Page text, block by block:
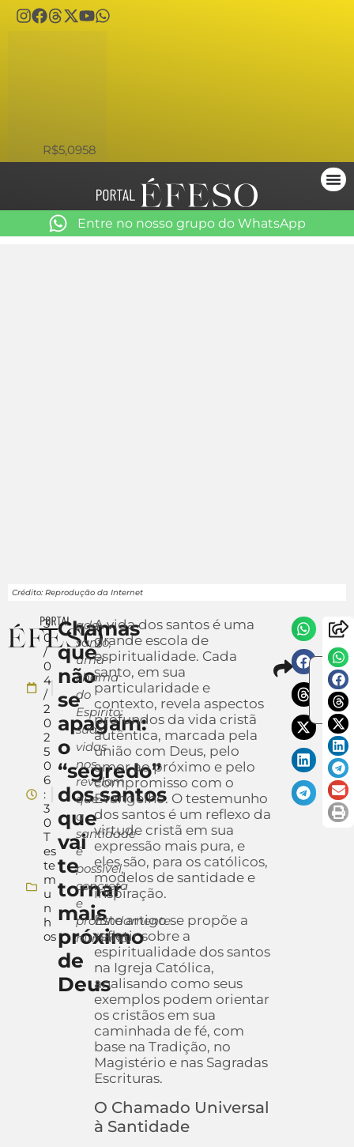
R$5,0958
Entre no nosso grupo do WhatsApp
Crédito: Reprodução da Internet
3
0
/
0
4
/
2
0
2
5
0
6
:
3
0
T
es
te
m
u
n
h
os
Chamas
que
não
se
apagam:
o
“segredo”
dos santos
que
vai
te
tornar
mais
próximo
de
Deus
ada
santo,
uma
chama
do
Espírito:
suas
vidas
nos
revelam
que
a
santidade
é
possível,
concreta
e
profundamente
humana.
A vida dos santos é uma
grande escola de
espiritualidade. Cada
santo, em sua
particularidade e
contexto, revela aspectos
profundos da vida cristã
autêntica, marcada pela
união com Deus, pelo
amor ao próximo e pelo
compromisso com o
Evangelho. O testemunho
dos santos é um reflexo da
virtude cristã em sua
expressão mais pura, e
eles são, para os católicos,
modelos de santidade e
inspiração.
Este artigo se propõe a
refletir sobre a
espiritualidade dos santos
na Igreja Católica,
analisando como seus
exemplos podem orientar
os cristãos em sua
caminhada de fé, com
base na Tradição, no
Magistério e nas Sagradas
Escrituras.
O Chamado Universal
à Santidade